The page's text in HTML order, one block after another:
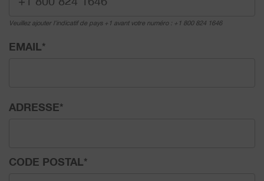
Veuillez ajouter l'indicatif de pays +1 avant votre numéro : +1 800 824 1646
EMAIL*
ADRESSE*
CODE POSTAL*